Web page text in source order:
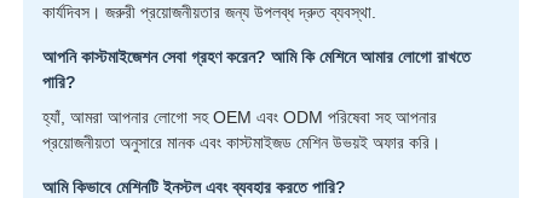
কার্যদিবস। জরুরী প্রয়োজনীয়তার জন্য উপলব্ধ দ্রুত ব্যবস্থা.
আপনি কাস্টমাইজেশন সেবা গ্রহণ করেন? আমি কি মেশিনে আমার লোগো রাখতে
পারি?
হ্যাঁ, আমরা আপনার লোগো সহ OEM এবং ODM পরিষেবা সহ আপনার
প্রয়োজনীয়তা অনুসারে মানক এবং কাস্টমাইজড মেশিন উভয়ই অফার করি।
আমি কিভাবে মেশিনটি ইনস্টল এবং ব্যবহার করতে পারি?